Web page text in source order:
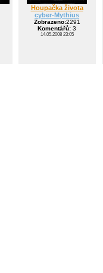
Houpačka života
cyber-Mythius
Zobrazeno:2291
Komentářů: 3
14.05.2008 23:05